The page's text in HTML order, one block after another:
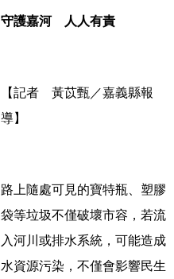
守護嘉河 人人有責
【記者 黃苡甄／嘉義縣報
導】
路上隨處可見的寶特瓶、塑膠
袋等垃圾不僅破壞市容， 若流
入河川或排水系統，可能造成
水資源污染， 不僅會影響民生